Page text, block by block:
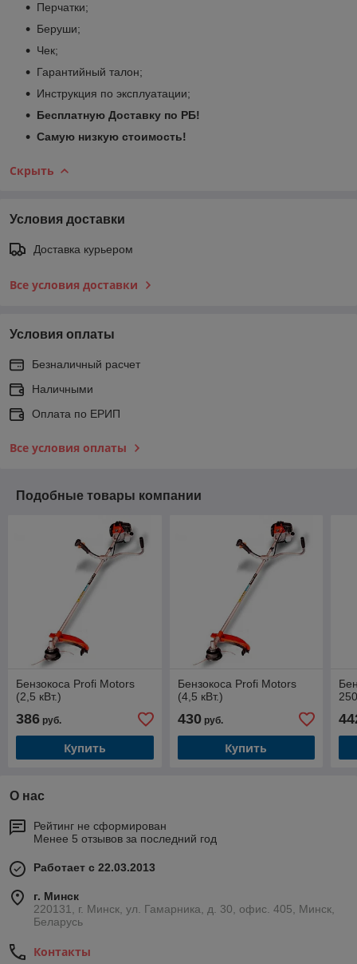
Перчатки;
Беруши;
Чек;
Гарантийный талон;
Инструкция по эксплуатации;
Бесплатную Доставку по РБ!
Самую низкую стоимость!
Скрыть
Условия доставки
Доставка курьером
Все условия доставки
Условия оплаты
Безналичный расчет
Наличными
Оплата по ЕРИП
Все условия оплаты
Подобные товары компании
Бензокоса Profi Motors
(2,5 кВт.)
386 руб.
Купить
Бензокоса Profi Motors
(4,5 кВт.)
430руб.
Купить
О нас
Рейтинг не сформирован
Менее 5 отзывов за последний год
Работает с 22.03.2013
г. Минск
220131, г. Минск, ул. Гамарника, д. 30, офис. 405, Минск,
Беларусь
Контакты